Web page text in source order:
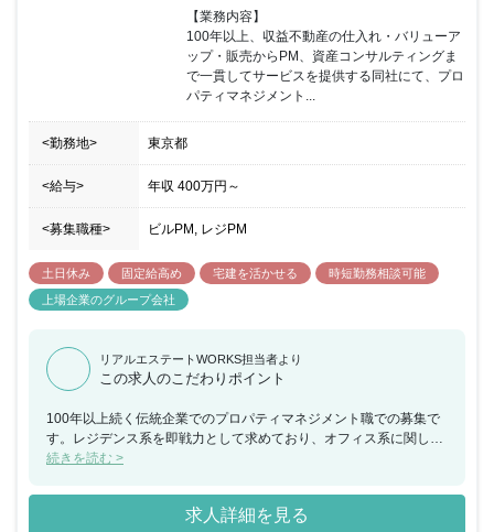
【業務内容】
100年以上、収益不動産の仕入れ・バリューア
ップ・販売からPM、資産コンサルティングま
で一貫してサービスを提供する同社にて、プロ
パティマネジメント...
<勤務地> 東京都
<給与> 年収 400万円 ～
<募集職種> ビルPM, レジPM
土日休み 固定給高め 宅建を活かせる
時短勤務相談可能
上場企業のグループ会社
リアルエステートWORKS担当者より
この求人のこだわりポイント
100年以上続く伝統企業でのプロパティマネジメント職での募集で
す。レジデンス系を即戦力として求めており、オフィス系に関して
も会社の知見が足りないということで、これまでのご経験を存分に
続きを読む >
求人詳細を見る